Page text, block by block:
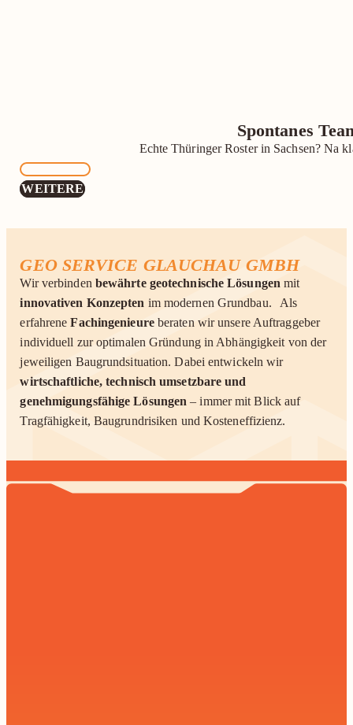
Spontanes
Echte Thüringer Roster in Sachsen? Na
WEITERE
GEO SERVICE GLAUCHAU GMBH
Wir verbinden bewährte geotechnische Lösungenmit
innovativen Konzepten im modernen Grundbau. Als
erfahreneFachingenieureberaten wir unsere Auftraggeber
individuell zur optimalen Gründung in Abhängigkeit von der
jeweiligen Baugrundsituation. Dabei entwickeln wir
wirtschaftliche, technisch umsetzbare und
genehmigungsfähige Lösungen – immer mit Blick auf
Tragfähigkeit, Baugrundrisiken und Kosteneffizienz.